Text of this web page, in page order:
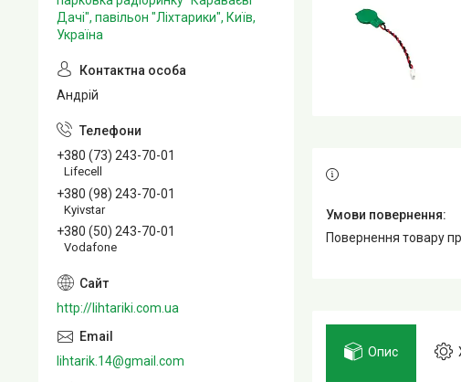
повернення товару
Опис
Дачі", павільон "Ліхтарики", Київ,
Україна
Андрій
+380 (73) 243-70-01
Lifecell
+380 (98) 243-70-01
Kyivstar
+380 (50) 243-70-01
Vodafone
http://lihtariki.com.ua
lihtarik.14@gmail.com